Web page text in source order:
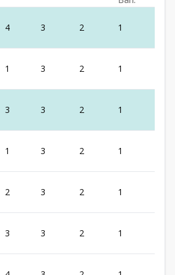
4 3 2 1
1 3 2 1
3 3 2 1
1 3 2 1
2 3 2 1
3 3 2 1